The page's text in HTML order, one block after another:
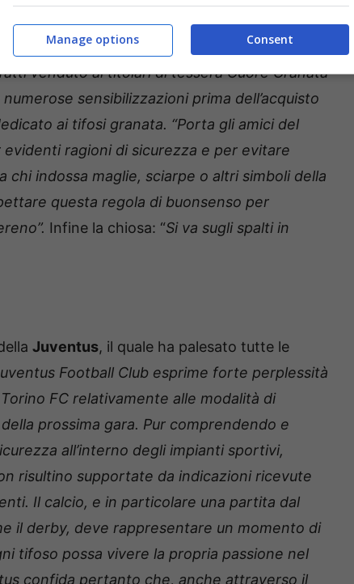
chi ha acquistato il biglietto in distinti o
sono tassativamente riservati ai tifosi del
venduto ai titolari di tessera Cuore Granata
sensibilizzazioni prima dell’acquisto
ai tifosi granata. “Porta gli amici del
ragioni di sicurezza e per evitare
chi indossa maglie, sciarpe o altri simboli della
questa regola di buonsenso per
Infine la chiosa: “Si va sugli spalti in
Juventus, il quale ha palesato tutte le
Football Club esprime forte perplessità
FC relativamente alle modalità di
prossima gara. Pur comprendendo e
all’interno degli impianti sportivi,
risultino supportate da indicazioni ricevute
Il calcio, e in particolare una partita dal
il derby, deve rappresentare un momento di
tifoso possa vivere la propria passione nel
confida pertanto che, anche attraverso il
Consent
Manage options